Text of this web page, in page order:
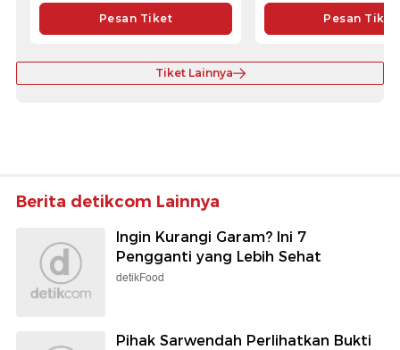
Pesan Tiket Pesan Tiket
Tiket Lainnya
Berita detikcom Lainnya
Ingin Kurangi Garam? Ini 7
Pengganti yang Lebih Sehat
detikFood
Pihak Sarwendah Perlihatkan Bukti